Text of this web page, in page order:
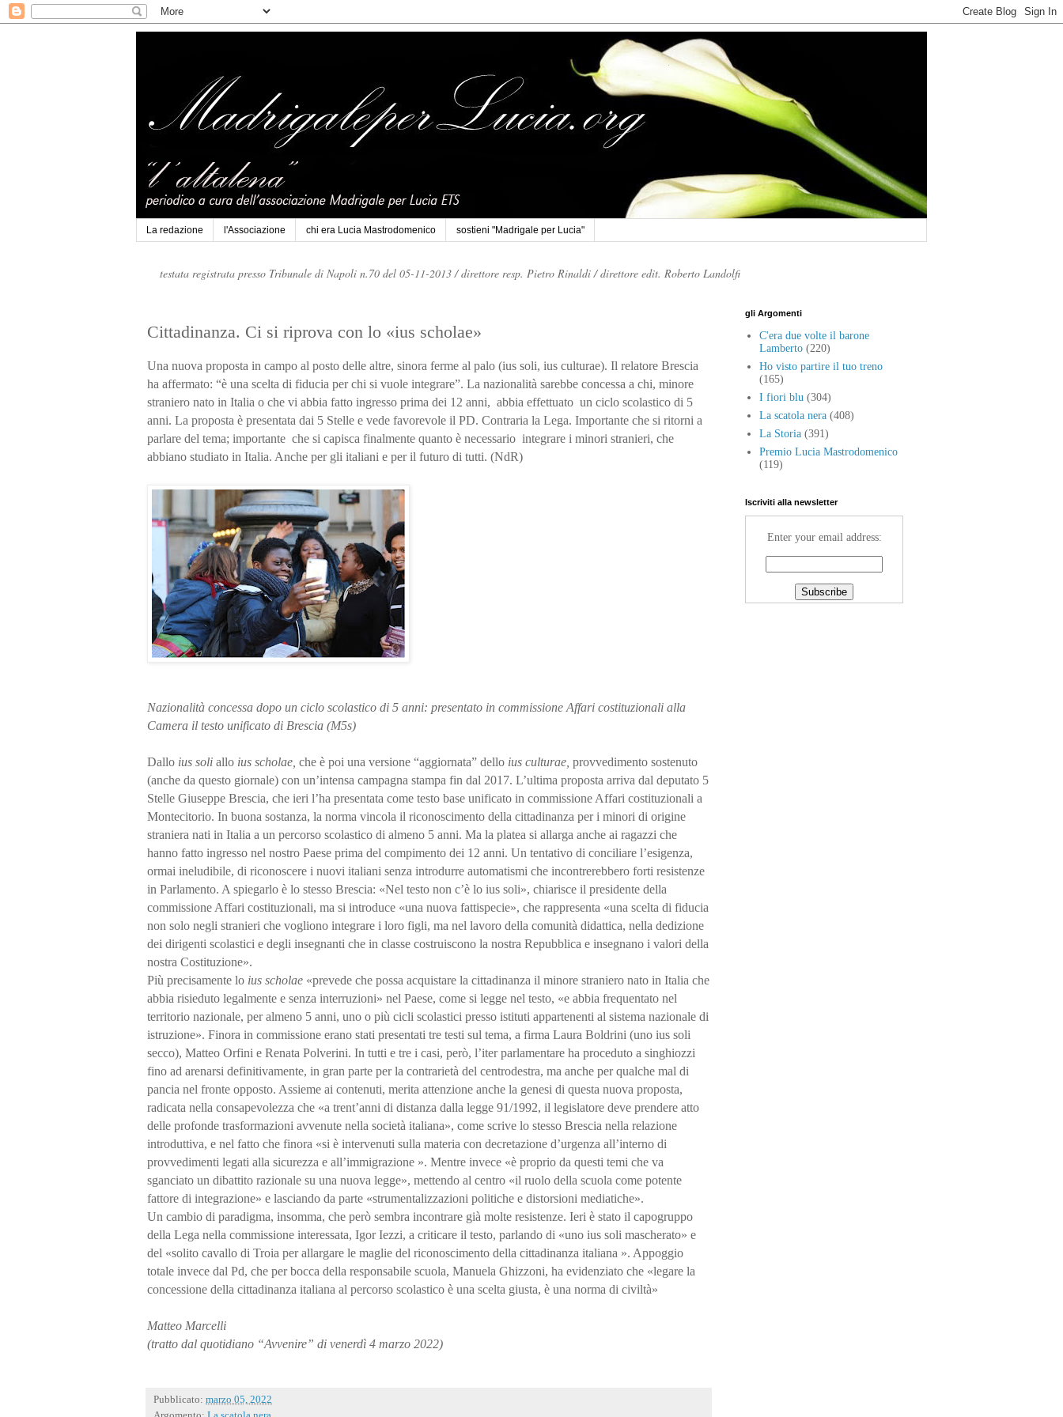
La redazione l'Associazione chi era Lucia Mastrodomenico sostieni "Madrigale per Lucia"
testata registrata presso Tribunale di Napoli n.70 del 05-11-2013 /direttore resp. Pietro Rinaldi /direttore edit. Roberto Landolfi
Cittadinanza. Ci si riprova con lo «ius scholae»
Una nuova proposta in campo al posto delle altre, sinora ferme al palo (ius soli, ius culturae). Il relatore Brescia
ha affermato: “è una scelta di fiducia per chi si vuole integrare”. La nazionalità sarebbe concessa a chi, minore
straniero nato in Italia o che vi abbia fatto ingresso prima dei 12 anni, abbia effettuato un ciclo scolastico di 5
anni. La proposta è presentata dai 5 Stelle e vede favorevole il PD. Contraria la Lega. Importante che si ritorni a
parlare del tema; importante che si capisca finalmente quanto è necessario integrare i minori stranieri, che
abbiano studiato in Italia. Anche per gli italiani e per il futuro di tutti. (NdR)
Nazionalità concessa dopo un ciclo scolastico di 5 anni: presentato in commissione Affari costituzionali alla
Camera il testo unificato di Brescia (M5s)
Dallo ius soli allo ius scholae, che è poi una versione “aggiornata” dello ius culturae, provvedimento sostenuto
(anche da questo giornale) con un’intensa campagna stampa fin dal 2017. L’ultima proposta arriva dal deputato 5
Stelle Giuseppe Brescia, che ieri l’ha presentata come testo base unificato in commissione Affari costituzionali a
Montecitorio. In buona sostanza, la norma vincola il riconoscimento della cittadinanza per i minori di origine
straniera nati in Italia a un percorso scolastico di almeno 5 anni. Ma la platea si allarga anche ai ragazzi che
hanno fatto ingresso nel nostro Paese prima del compimento dei 12 anni. Un tentativo di conciliare l’esigenza,
ormai ineludibile, di riconoscere i nuovi italiani senza introdurre automatismi che incontrerebbero forti resistenze
in Parlamento. A spiegarlo è lo stesso Brescia: «Nel testo non c’è lo ius soli», chiarisce il presidente della
commissione Affari costituzionali, ma si introduce «una nuova fattispecie», che rappresenta «una scelta di fiducia
non solo negli stranieri che vogliono integrare i loro figli, ma nel lavoro della comunità didattica, nella dedizione
dei dirigenti scolastici e degli insegnanti che in classe costruiscono la nostra Repubblica e insegnano i valori della
nostra Costituzione».
Più precisamente lo ius scholae «prevede che possa acquistare la cittadinanza il minore straniero nato in Italia che
abbia risieduto legalmente e senza interruzioni» nel Paese, come si legge nel testo, «e abbia frequentato nel
territorio nazionale, per almeno 5 anni, uno o più cicli scolastici presso istituti appartenenti al sistema nazionale di
istruzione». Finora in commissione erano stati presentati tre testi sul tema, a firma Laura Boldrini (uno ius soli
secco), Matteo Orfini e Renata Polverini. In tutti e tre i casi, però, l’iter parlamentare ha proceduto a singhiozzi
fino ad arenarsi definitivamente, in gran parte per la contrarietà del centrodestra, ma anche per qualche mal di
pancia nel fronte opposto. Assieme ai contenuti, merita attenzione anche la genesi di questa nuova proposta,
radicata nella consapevolezza che «a trent’anni di distanza dalla legge 91/1992, il legislatore deve prendere atto
delle profonde trasformazioni avvenute nella società italiana», come scrive lo stesso Brescia nella relazione
introduttiva, e nel fatto che finora «si è intervenuti sulla materia con decretazione d’urgenza all’interno di
provvedimenti legati alla sicurezza e all’immigrazione ». Mentre invece «è proprio da questi temi che va
sganciato un dibattito razionale su una nuova legge», mettendo al centro «il ruolo della scuola come potente
fattore di integrazione» e lasciando da parte «strumentalizzazioni politiche e distorsioni mediatiche».
Un cambio di paradigma, insomma, che però sembra incontrare già molte resistenze. Ieri è stato il capogruppo
della Lega nella commissione interessata, Igor Iezzi, a criticare il testo, parlando di «uno ius soli mascherato» e
del «solito cavallo di Troia per allargare le maglie del riconoscimento della cittadinanza italiana ». Appoggio
totale invece dal Pd, che per bocca della responsabile scuola, Manuela Ghizzoni, ha evidenziato che «legare la
concessione della cittadinanza italiana al percorso scolastico è una scelta giusta, è una norma di civiltà»
Matteo Marcelli
(tratto dal quotidiano “Avvenire” di venerdì 4 marzo 2022)
Pubblicato: marzo 05, 2022
gli Argomenti
C'era due volte il barone
Lamberto (220)
Ho visto partire il tuo treno
(165)
I fiori blu (304)
La scatola nera (408)
La Storia (391)
Premio Lucia Mastrodomenico
(119)
Iscriviti alla newsletter
Enter your email address: